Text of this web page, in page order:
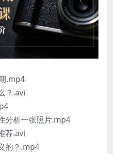
.mp4
？.avi
分析一张照片.mp4
荐.avi
的？.mp4